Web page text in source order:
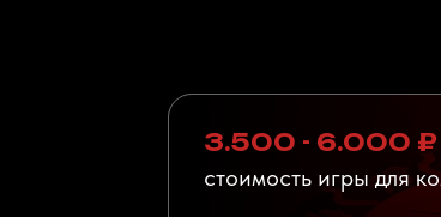
3.500 - 6.000 ₽
стоимость игры для